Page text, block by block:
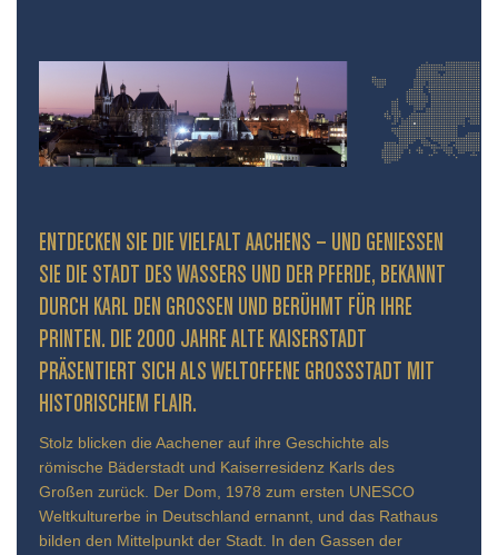
ENTDECKEN SIE DIE VIELFALT AACHENS – UND GENIESSEN S
IE DIE STADT DES WASSERS UND DER PFERDE, BEKANNT D
URCH KARL DEN GROSSEN UND BERÜHMT FÜR IHRE PR
INTEN. DIE 2000 JAHRE ALTE KAISERSTADT PR
ÄSENTIERT SICH ALS WELTOFFENE GROSSSTADT MIT HIS
TORISCHEM FLAIR.
Stolz blicken die Aachener auf ihre Geschichte als
römische Bäderstadt und Kaiserresidenz Karls des
Großen zurück. Der Dom, 1978 zum ersten UNESCO
Weltkulturerbe in Deutschland ernannt, und das Rathaus
bilden den Mittelpunkt der Stadt. In den Gassen der